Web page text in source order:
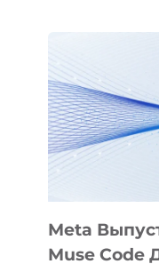
НА
Meta
Muse Code